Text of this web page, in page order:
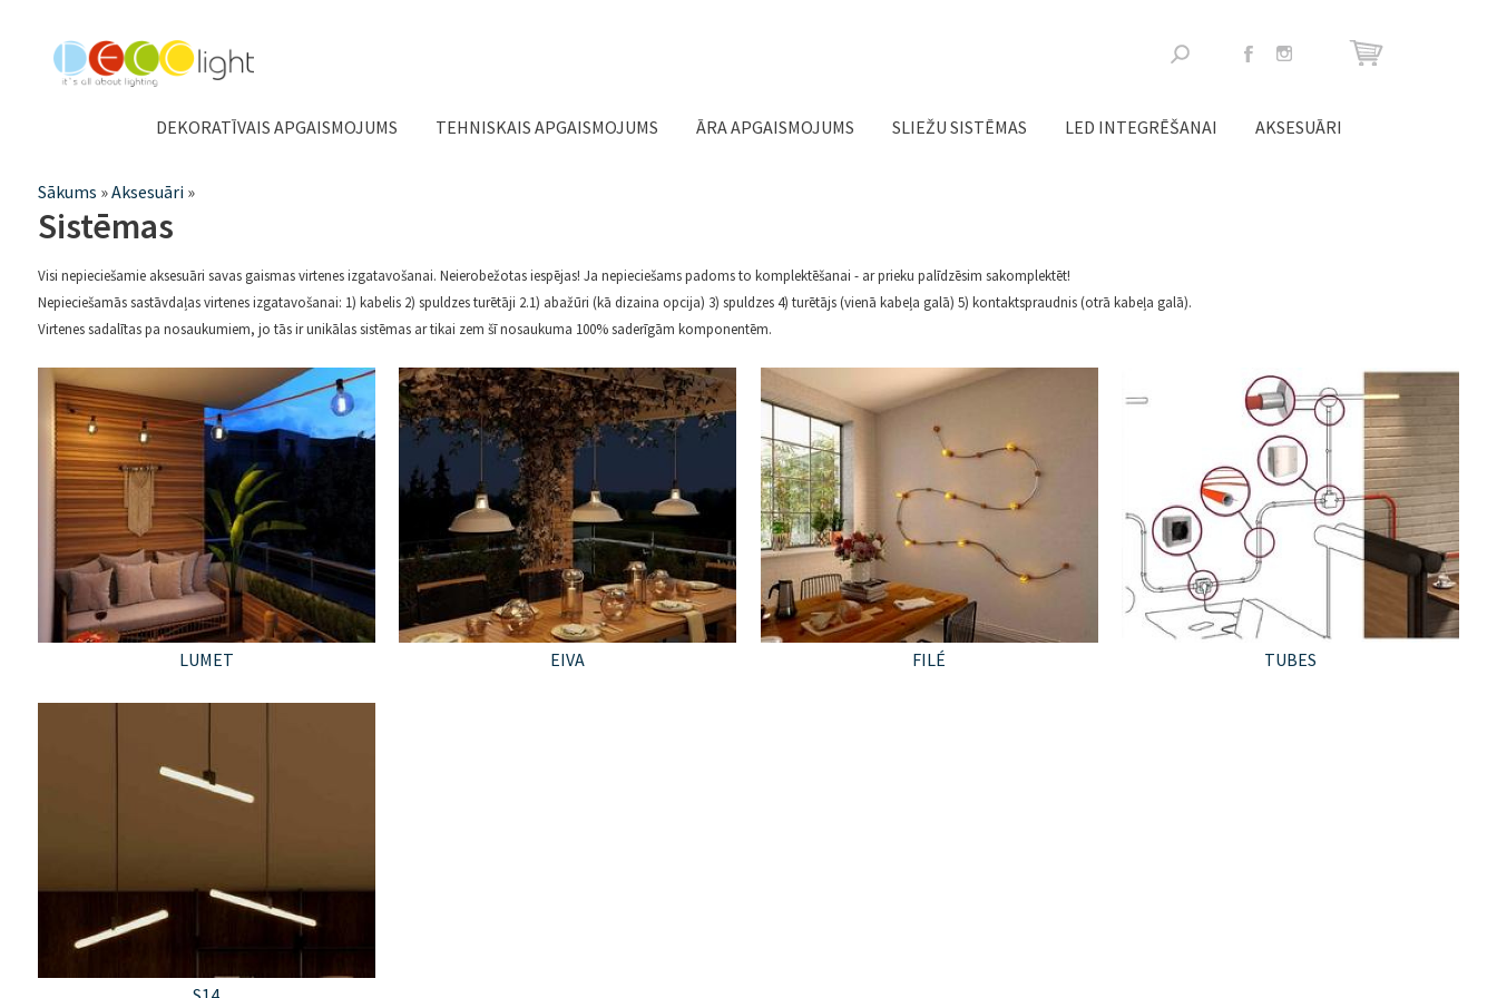
Meklēšanas
DEKORATĪVAIS APGAISMOJUMS TEHNISKAIS APGAISMOJUMS ĀRA APGAISMOJUMS SLIEŽU SISTĒMAS LED INTEGRĒŠANAI AKSESUĀRI
Jūs
atrodaties
šeit
Sākums »Aksesuāri »
Sistēmas
Visi nepieciešamie aksesuāri savas gaismas virtenes izgatavošanai. Neierobežotas iespējas! Ja nepieciešams padoms to komplektēšanai - ar prieku palīdzēsim sakomplektēt!
Nepieciešamās sastāvdaļas virtenes izgatavošanai: 1) kabelis 2) spuldzes turētāji 2.1) abažūri (kā dizaina opcija) 3) spuldzes 4) turētājs (vienā kabeļa galā) 5) kontaktspraudnis (otrā kabeļa galā).
Virtenes sadalītas pa nosaukumiem, jo tās ir unikālas sistēmas ar tikai zem šī nosaukuma 100% saderīgām komponentēm.
LUMET EIVA FILÉ TUBES